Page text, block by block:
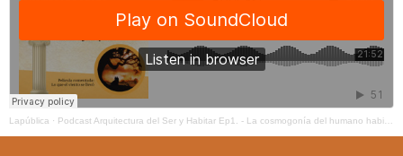
Lapública · Podcast Arquitectura del Ser y Habitar Ep1. - La cosmogonía del humano habitante